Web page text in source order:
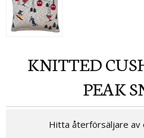
KNITTED CUSHION COVER
PEAK
Hitta återförsäljare av